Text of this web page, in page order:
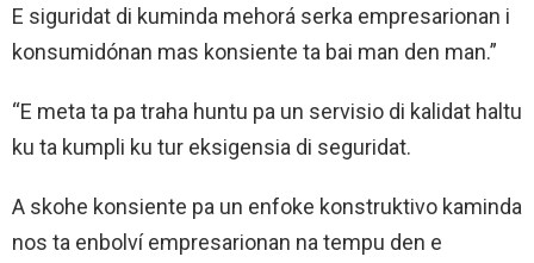
E siguridat di kuminda mehorá serka empresarionan i
konsumidónan mas konsiente ta bai man den man.”
“E meta ta pa traha huntu pa un servisio di kalidat haltu
ku ta kumpli ku tur eksigensia di seguridat.
A skohe konsiente pa un enfoke konstruktivo kaminda
nos ta enbolví empresarionan na tempu den e